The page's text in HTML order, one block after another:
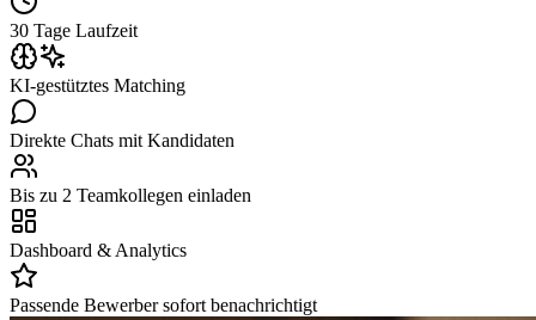
30 Tage Laufzeit
KI-gestütztes Matching
Direkte Chats mit Kandidaten
Bis zu 2 Teamkollegen einladen
Dashboard & Analytics
Passende Bewerber sofort benachrichtigt